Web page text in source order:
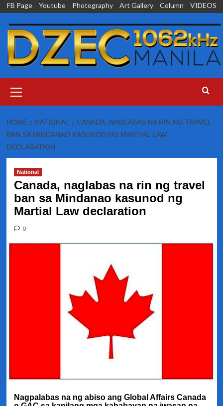
Skip
content
FB Page Youtube Photography Art Gallery Column VIDEOS
Menu
HOME NATIONAL
CANADA, NAGLABAS NA RIN NG TRAVEL
BAN SA MINDANAO KASUNOD NG MARTIAL LAW
DECLARATION
National
Canada, naglabas na rin ng travel
ban sa Mindanao kasunod ng
Martial Law declaration
0
Nagpalabas na ng abiso ang Global Affairs Canada